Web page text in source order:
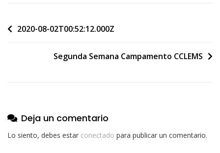
o p g
2020-08-02T00:52:12.000Z
Segunda Semana Campamento CCLEMS
Deja un comentario
Lo siento, debes estar conectado para publicar un comentario.